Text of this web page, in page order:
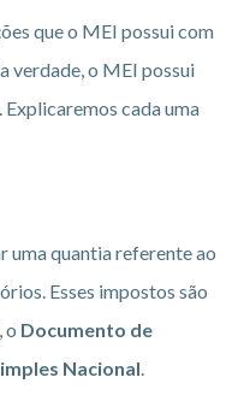
que o MEI possui com
verdade, o MEI possui
cada uma
uma quantia referente ao
Esses impostos são
o Documento de
Nacional.